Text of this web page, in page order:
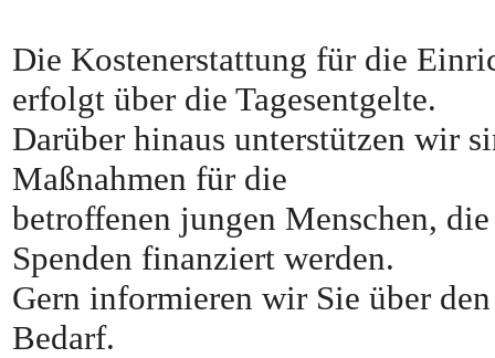
Die Kostenerstattung für die
erfolgt über die Tagesentgelte.
Darüber hinaus unterstützen wir
Maßnahmen für die
betroffenen jungen Menschen,
Spenden finanziert werden.
Gern informieren wir Sie über
Bedarf.